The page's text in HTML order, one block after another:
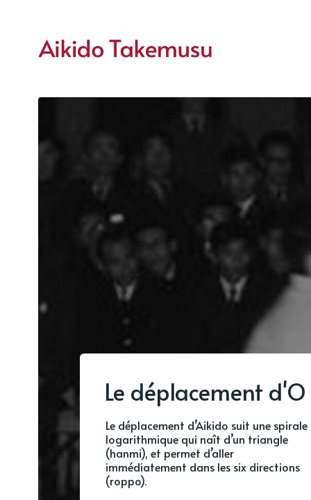
Le déplacement d'O
Le déplacement d’Aikido suit une spirale
logarithmique qui naît d’un triangle
(hanmi), et permet d’aller
immédiatement dans les six directions
(roppo).